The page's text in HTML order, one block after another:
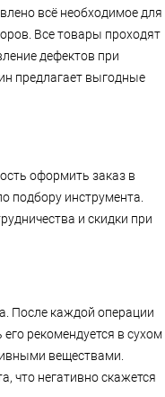
всё необходимое для
Все товары проходят
дефектов при
предлагает выгодные
оформить заказ в
подбору инструмента.
и скидки при
После каждой операции
рекомендуется в сухом
веществами.
что негативно скажется